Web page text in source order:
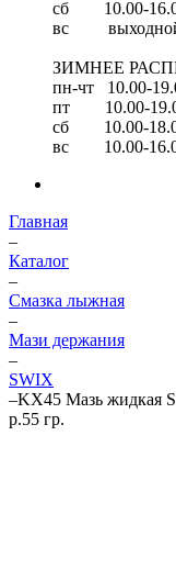
сб 10.00-
вс
ЗИМНЕЕ
пн-чт 10.00-
пт 10.00-
сб 10.00-
вс 10.00-
Главная
–
Каталог
–
Смазка лыжная
–
Мази держания
–
SWIX
–KX45 Мазь жидкая
р.55 гр.